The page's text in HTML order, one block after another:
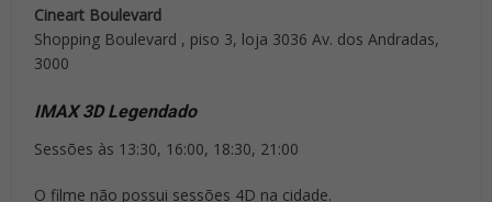
Cineart Boulevard
Shopping Boulevard , piso 3, loja 3036 Av. dos Andradas,
3000
IMAX 3D Legendado
Sessões às 13:30, 16:00, 18:30, 21:00
O filme não possui sessões 4D na cidade.